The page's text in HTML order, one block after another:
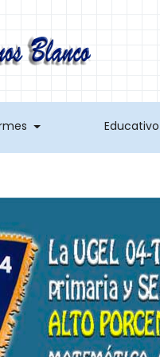
(current) Educativo